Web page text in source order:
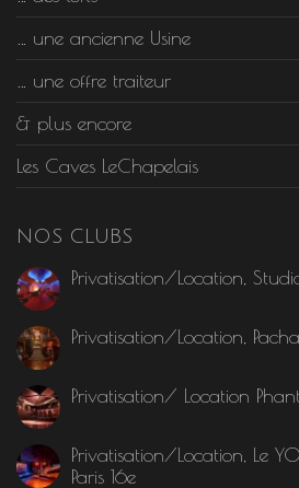
… une ancienne Usine
… une offre traiteur
& plus encore
Les Caves LeChapelais
NOS CLUBS
Privatisation/Location,
Privatisation/Location,
Privatisation/ Location
Privatisation/Location, Le
Paris 16e